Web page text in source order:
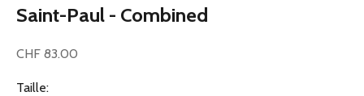
Saint-Paul - Combined
Prix de vente
CHF 83.00
Taille: